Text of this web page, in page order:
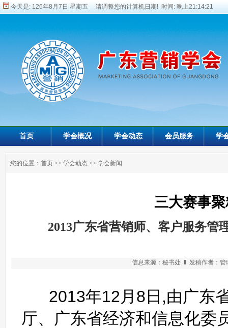
今天是: 126年8月7日 星期五 请调整您的计算机日期! 时间: 晚上21:14:24
首页 学会概况 学会动态 会员服务 学
您的位置： 首页 >> 学会动态 >> 学会新闻
三大赛事
2013广东省营销师、客户服务管
信息来源：秘书处 ‖ 发稿作者：
2013年12月8日,由广东省
厅、广东省经济和信息化委